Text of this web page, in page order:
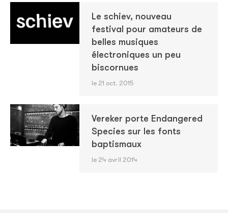
Le schiev, nouveau
festival pour amateurs de
belles musiques
électroniques un peu
biscornues
le 21 oct. 2015
Vereker porte Endangered
Species sur les fonts
baptismaux
le 24 avril 2014